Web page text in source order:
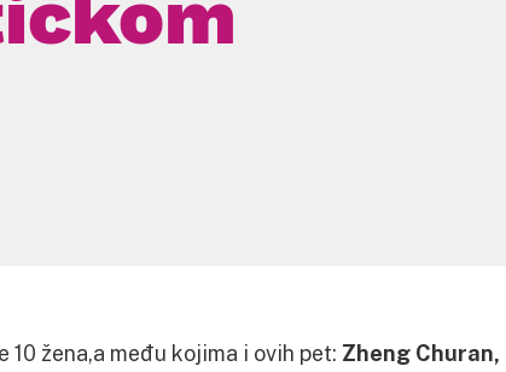
žena,a među kojima i ovih pet: Zheng Churan,